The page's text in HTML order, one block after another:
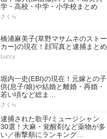
学・高校・中学・小学校まとめ
さくら
橋浦麻美子(草野マサムネのストー
カー)の現在！顔写真と逮捕まとめ
Luccy
堀内一史(EBI)の現在！元嫁との子
供(息子/娘)や結婚と離婚・再婚・
若い頃など総ま…
さくら
逮捕された歌手/ミュージシャン
30選！大麻・覚醒剤など薬物が多
い／衝撃順にランキング…